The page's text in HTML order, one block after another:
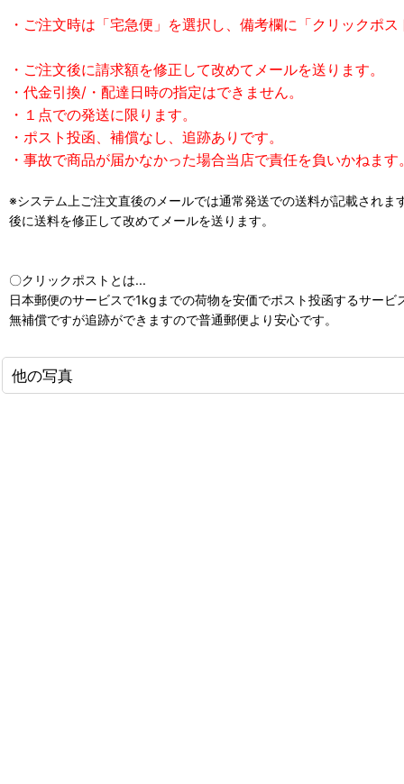
・ご注文時は「宅急便」を選択し、備考欄に「クリックポス
・ご注文後に請求額を修正して改めてメールを送ります。
・代金引換/・配達日時の指定はできません。
・１点での発送に限ります。
・ポスト投函、補償なし、追跡ありです。
・事故で商品が届かなかった場合当店で責任を負いかねます。
※システム上ご注文直後のメールでは通常発送での送料が記載されま
後に送料を修正して改めてメールを送ります。
〇クリックポストとは...
日本郵便のサービスで1kgまでの荷物を安価でポスト投函するサービ
無補償ですが追跡ができますので普通郵便より安心です。
他の写真